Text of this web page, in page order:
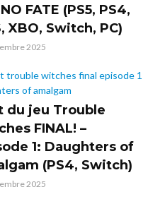
FATE (PS5, PS4,
XBO, Switch, PC)
2025
du jeu Trouble
FINAL! –
1: Daughters of
(PS4, Switch)
2025